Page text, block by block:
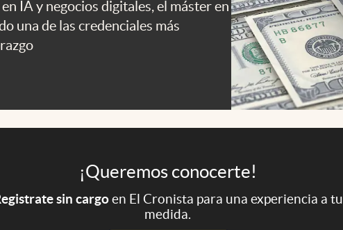
IA y negocios digitales, el máster en
una de las credenciales más
¡Queremos conocerte!
sin cargoen El Cronista para una experiencia a tu
medida.